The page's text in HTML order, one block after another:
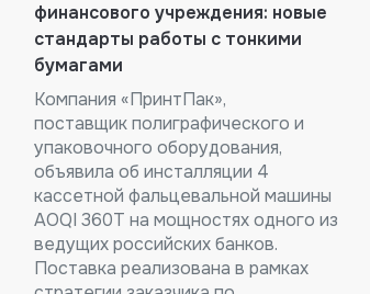
финансового учреждения: новые
стандарты работы с тонкими
бумагами
Компания «ПринтПак»,
поставщик полиграфического и
упаковочного оборудования,
объявила об инсталляции 4
кассетной фальцевальной машины
AOQI 360T на мощностях одного из
ведущих российских банков.
Поставка реализована в рамках